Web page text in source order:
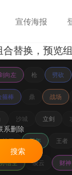
宣传海报
，预览组合
向左 枪 劈砍
箍棒 鼎 战场
沙城 立剑
抗刀 新年 王者
悟空 凌云 财神
系删除
搜索